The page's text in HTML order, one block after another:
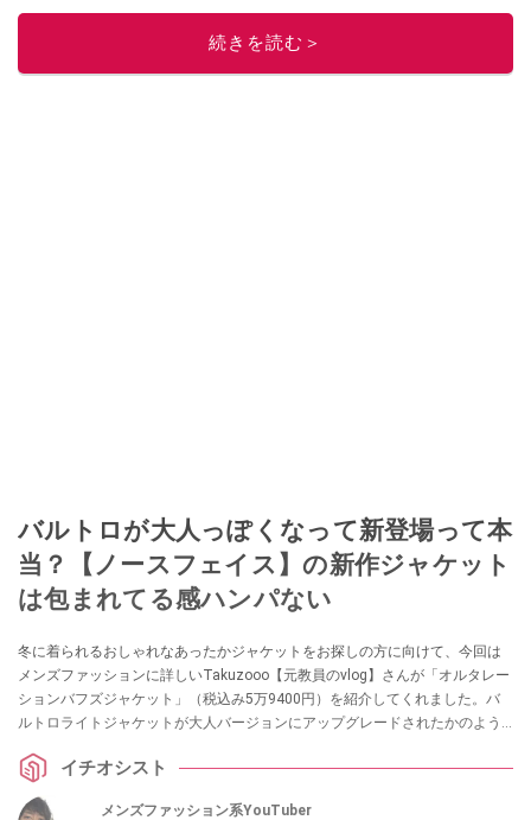
古屋。
このイチオシストの他の記事を読む
続きを読む＞
バルトロが大人っぽくなって新登場って本
当？【ノースフェイス】の新作ジャケット
は包まれてる感ハンパない
冬に着られるおしゃれなあったかジャケットをお探しの方に向けて、今回は
メンズファッションに詳しいTakuzooo【元教員のvlog】さんが「オルタレー
ションバフズジャケット」（税込み5万9400円）を紹介してくれました。バ
ルトロライトジャケットが大人バージョンにアップグレードされたかのよう
イチオシスト
メンズファッション系YouTuber